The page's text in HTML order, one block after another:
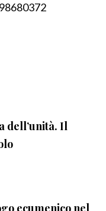
dell’unità. Il
ecumenico nel